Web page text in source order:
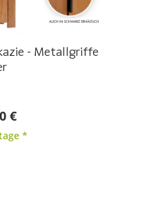
- Metallgriffe
€
*